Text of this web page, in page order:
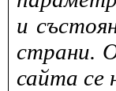
и
страни.
сайта се